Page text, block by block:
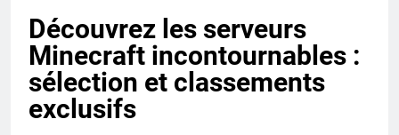
Découvrez les serveurs
Minecraft incontournables :
sélection et classements
exclusifs